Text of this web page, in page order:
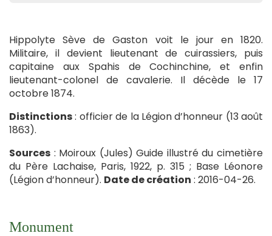
Hippolyte Sève de Gaston voit le jour en 1820.
Militaire, il devient lieutenant de cuirassiers, puis
capitaine aux Spahis de Cochinchine, et enfin
lieutenant-colonel de cavalerie. Il décède le 17
octobre 1874.
Distinctions: officier de la Légion d’honneur (13 août
1863).
Sources : Moiroux (Jules) Guide illustré du cimetière
du Père Lachaise, Paris, 1922, p. 315 ; Base Léonore
(Légion d’honneur). Date de création : 2016-04-26.
Monument